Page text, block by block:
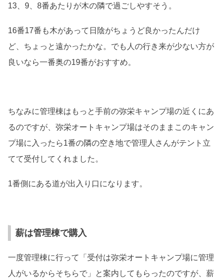
13、9、8番あたりが木の隣で過ごしやすそう。
16番17番も木があって日陰がちょうど良かったんだけ
ど、ちょっと遠かったかな。でも人の行き来が少ない方が
良いなら一番奥の19番がおすすめ。
ちなみに管理棟はもっと手前の弥栄キャンプ場の近くにあ
るのですが、弥栄オートキャンプ場はそのままこのキャン
プ場に入ったら1番の隣の空き地で管理人さんがテント立
てて受付してくれました。
1番側にある道が出入り口になります。
薪は管理棟で購入
一度管理棟に行って「受付は弥栄オートキャンプ場に管理
人がいるからそちらで」と案内してもらったのですが、薪